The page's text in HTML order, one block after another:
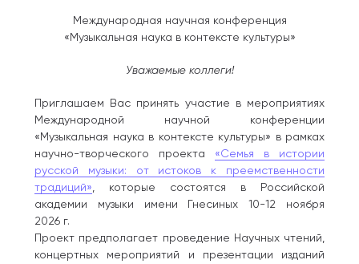
Международная научная конференция
«Музыкальная наука в контексте культуры»
Уважаемые коллеги!
Приглашаем Вас принять участие в мероприятиях
Международной научной конференции
«Музыкальная наука в контексте культуры» в рамках
научно-творческого проекта «Семья в истории
русской музыки: от истоков к преемственности
традиций» , которые состоятся в Российской
академии музыки имени Гнесиных 10-12 ноября
2026 г.
Проект предполагает проведение Научных чтений,
концертных мероприятий и презентации изданий